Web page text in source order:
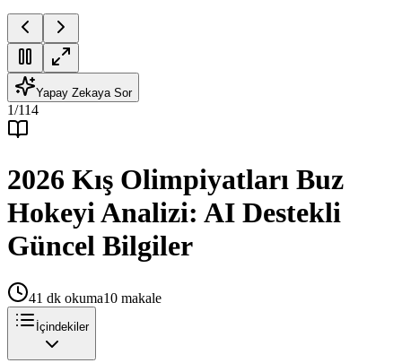
Yapay Zekaya Sor
1/114
2026 Kış Olimpiyatları Buz
Hokeyi Analizi: AI Destekli
Güncel Bilgiler
41 dk okuma10 makale
İçindekiler